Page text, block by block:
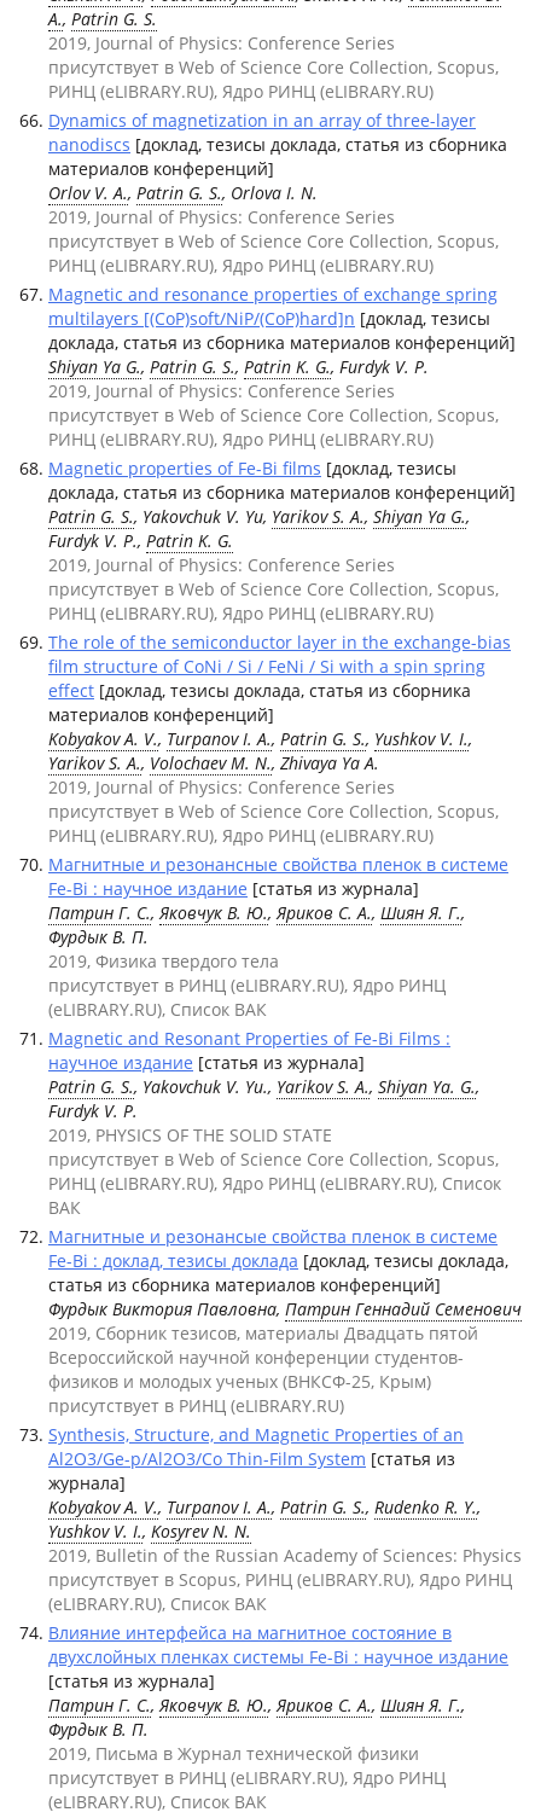
A., Patrin G. S.
2019, Journal of Physics: Conference Series
присутствует в Web of Science Core Collection, Scopus,
РИНЦ (eLIBRARY.RU), Ядро РИНЦ (eLIBRARY.RU)
Dynamics of magnetization in an array of three-layer
nanodiscs [доклад, тезисы доклада, статья из сборника
материалов конференций]
Orlov V. A., Patrin G. S., Orlova I. N.
2019, Journal of Physics: Conference Series
присутствует в Web of Science Core Collection, Scopus,
РИНЦ (eLIBRARY.RU), Ядро РИНЦ (eLIBRARY.RU)
Magnetic and resonance properties of exchange spring
multilayers [(CoP)soft/NiP/(CoP)hard]n [доклад, тезисы
доклада, статья из сборника материалов конференций]
Shiyan Ya G., Patrin G. S., Patrin K. G., Furdyk V. P.
2019, Journal of Physics: Conference Series
присутствует в Web of Science Core Collection, Scopus,
РИНЦ (eLIBRARY.RU), Ядро РИНЦ (eLIBRARY.RU)
Magnetic properties of Fe-Bi films [доклад, тезисы
доклада, статья из сборника материалов конференций]
Patrin G. S., Yakovchuk V. Yu, Yarikov S. A., Shiyan Ya G.,
Furdyk V. P., Patrin K. G.
2019, Journal of Physics: Conference Series
присутствует в Web of Science Core Collection, Scopus,
РИНЦ (eLIBRARY.RU), Ядро РИНЦ (eLIBRARY.RU)
The role of the semiconductor layer in the exchange-bias
film structure of CoNi / Si / FeNi / Si with a spin spring
effect [доклад, тезисы доклада, статья из сборника
материалов конференций]
Kobyakov A. V., Turpanov I. A., Patrin G. S., Yushkov V. I.,
Yarikov S. A., Volochaev M. N., Zhivaya Ya A.
2019, Journal of Physics: Conference Series
присутствует в Web of Science Core Collection, Scopus,
РИНЦ (eLIBRARY.RU), Ядро РИНЦ (eLIBRARY.RU)
Магнитные и резонансные свойства пленок в системе
Fe-Bi : научное издание [статья из журнала]
Патрин Г. С.,Яковчук В. Ю.,Яриков С. А., Шиян Я. Г.,
Фурдык В. П.
2019, Физика твердого тела
присутствует в РИНЦ (eLIBRARY.RU), Ядро РИНЦ
(eLIBRARY.RU), Список ВАК
Magnetic and Resonant Properties of Fe-Bi Films :
научное издание [статья из журнала]
Patrin G. S., Yakovchuk V. Yu., Yarikov S. A., Shiyan Ya. G.,
Furdyk V. P.
2019, PHYSICS OF THE SOLID STATE
присутствует в Web of Science Core Collection, Scopus,
РИНЦ (eLIBRARY.RU), Ядро РИНЦ (eLIBRARY.RU), Список
ВАК
Магнитные и резонансые свойства пленок в системе
Fe-Bi : доклад, тезисы доклада [доклад, тезисы доклада,
статья из сборника материалов конференций]
Фурдык Виктория Павловна, Патрин Геннадий Семенович
2019, Сборник тезисов, материалы Двадцать пятой
Всероссийской научной конференции студентов-
физиков и молодых ученых (ВНКСФ-25, Крым)
присутствует в РИНЦ (eLIBRARY.RU)
Synthesis, Structure, and Magnetic Properties of an
Al2O3/Ge-p/Al2O3/Co Thin-Film System [статья из
журнала]
Kobyakov A. V., Turpanov I. A., Patrin G. S., Rudenko R. Y.,
Yushkov V. I., Kosyrev N. N.
2019, Bulletin of the Russian Academy of Sciences: Physics
присутствует в Scopus, РИНЦ (eLIBRARY.RU), Ядро РИНЦ
(eLIBRARY.RU), Список ВАК
Влияние интерфейса на магнитное состояние в
двухслойных пленках системы Fe-Bi : научное издание
[статья из журнала]
Патрин Г. С.,Яковчук В. Ю.,Яриков С. А., Шиян Я. Г.,
Фурдык В. П.
2019, Письма в Журнал технической физики
присутствует в РИНЦ (eLIBRARY.RU), Ядро РИНЦ
(eLIBRARY.RU), Список ВАК